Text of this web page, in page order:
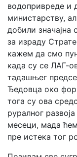
водопривреде и
министарству,
добили
за израду
кажем да смо
када су се ЛАГ-
тадашњег
Ђедовца око
тога су ова
руралног
месеци, мада
пре истека тог